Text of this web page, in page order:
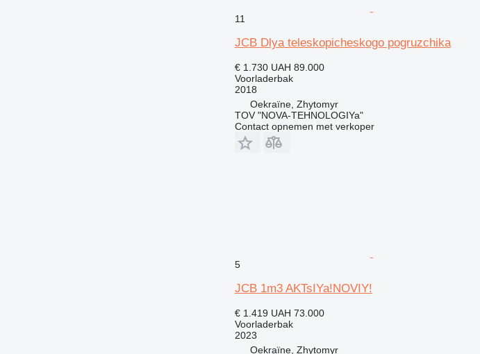
11
JCB Dlya teleskopicheskogo pogruzchika
€ 1.730 UAH 89.000
Voorladerbak
2018
Oekraïne, Zhytomyr
TOV "NOVA-TEHNOLOGIYa"
Contact opnemen met verkoper
5
JCB 1m3 AKTsIYa!NOVIY!
€ 1.419 UAH 73.000
Voorladerbak
2023
Oekraïne, Zhytomyr